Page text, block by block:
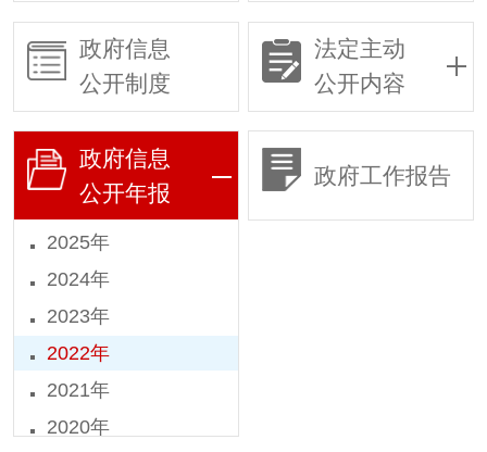
政府信息
公开制度
法定主动
公开内容
政府信息
公开年报
2025年
2024年
2023年
2022年
2021年
2020年
政府工作报告